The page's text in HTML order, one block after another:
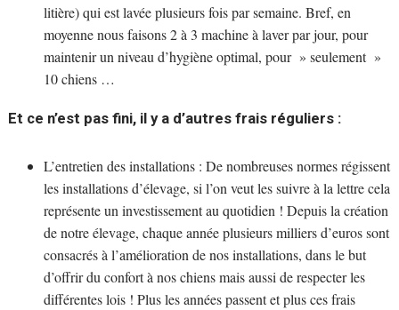
litière) qui est lavée plusieurs fois par semaine. Bref, en
moyenne nous faisons 2 à 3 machine à laver par jour, pour
maintenir un niveau d’hygiène optimal, pour » seulement »
10 chiens …
Et ce n’est pas fini, il y a d’autres frais réguliers :
L’entretien des installations : De nombreuses normes régissent
les installations d’élevage, si l’on veut les suivre à la lettre cela
représente un investissement au quotidien ! Depuis la création
de notre élevage, chaque année plusieurs milliers d’euros sont
consacrés à l’amélioration de nos installations, dans le but
d’offrir du confort à nos chiens mais aussi de respecter les
différentes lois ! Plus les années passent et plus ces frais